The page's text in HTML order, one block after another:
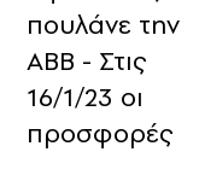
πουλάνε την
ΑΒΒ - Στις
16/1/23 οι
προσφορές